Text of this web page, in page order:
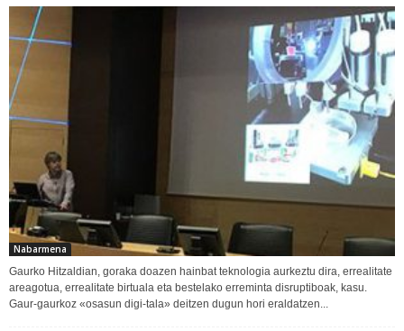
Nabarmena
Gaurko Hitzaldian, goraka doazen hainbat teknologia aurkeztu dira, errealitate
areagotua, errealitate birtuala eta bestelako erreminta disruptiboak, kasu.
Gaur-gaurkoz «osasun digi-tala» deitzen dugun hori eraldatzen...